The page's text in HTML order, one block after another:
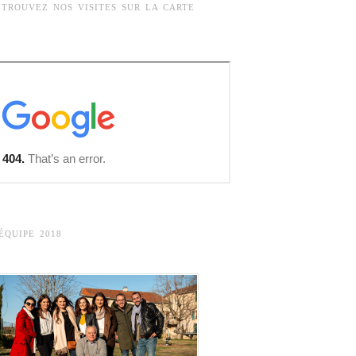
NOS VISITES SUR LA CARTE
2018